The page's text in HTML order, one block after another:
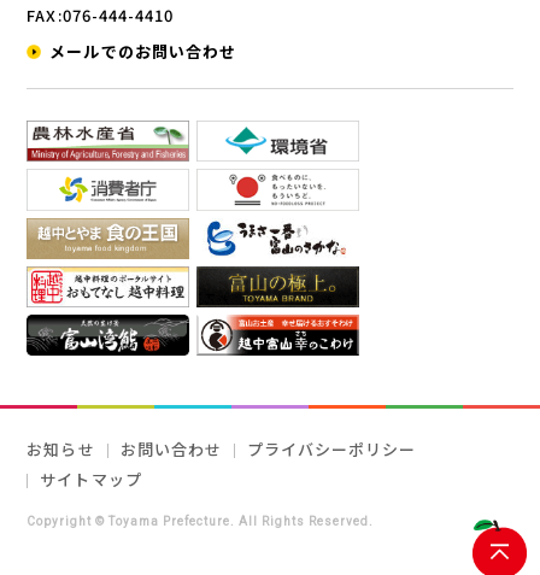
FAX:076-444-4410
メールでのお問い合わせ
お知らせ お問い合わせ
プライバシーポリシー
サイトマップ
Copyright © Toyama Prefecture. All Rights Reserved.